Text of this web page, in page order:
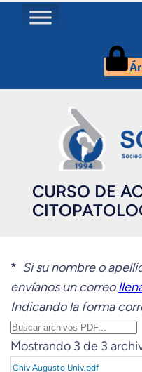
CURSO DE
* Si su nombre o
envíanos un correo
Indicando la forma
Mostrando 3 de 3
Chiv Augusto Univ.pdf